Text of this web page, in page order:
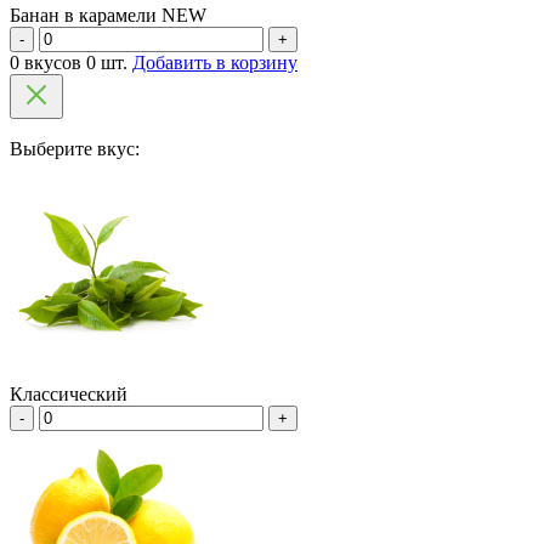
Банан в карамели NEW
- +
0 вкусов 0 шт. Добавить в корзину
Выберите вкус:
Классический
- +